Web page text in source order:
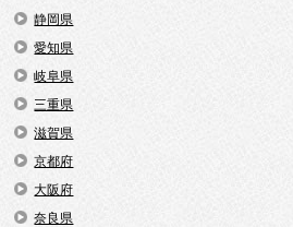
静岡県
愛知県
岐阜県
三重県
滋賀県
京都府
大阪府
奈良県